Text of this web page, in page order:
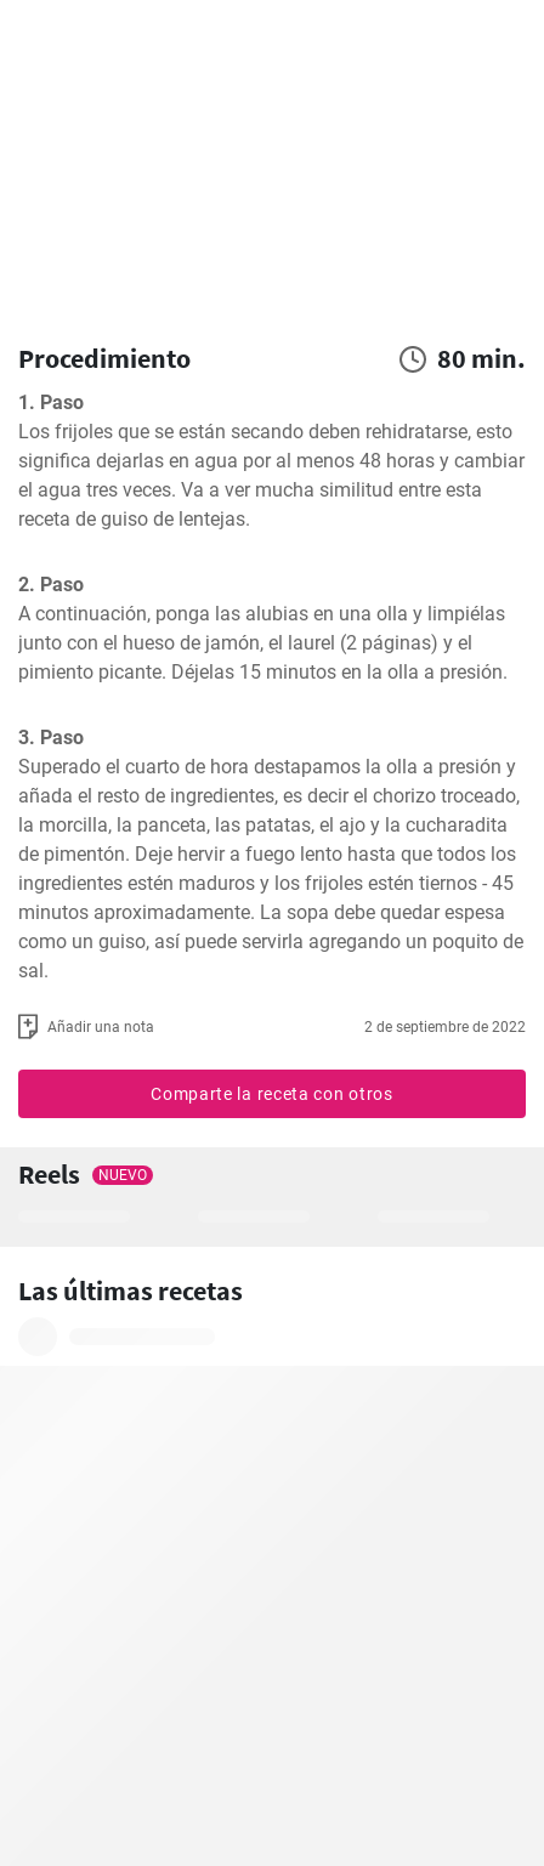
Procedimiento 80 min.
1. Paso
Los frijoles que se están secando deben rehidratarse, esto
significa dejarlas en agua por al menos 48 horas y cambiar
el agua tres veces. Va a ver mucha similitud entre esta
receta de guiso de lentejas.
2. Paso
A continuación, ponga las alubias en una olla y limpiélas
junto con el hueso de jamón, el laurel (2 páginas) y el
pimiento picante. Déjelas 15 minutos en la olla a presión.
3. Paso
Superado el cuarto de hora destapamos la olla a presión y
añada el resto de ingredientes, es decir el chorizo troceado,
la morcilla, la panceta, las patatas, el ajo y la cucharadita
de pimentón. Deje hervir a fuego lento hasta que todos los
ingredientes estén maduros y los frijoles estén tiernos - 45
minutos aproximadamente. La sopa debe quedar espesa
como un guiso, así puede servirla agregando un poquito de
sal.
Añadir una nota 2 de septiembre de 2022
Comparte la receta con otros
Reels NUEVO
Las últimas recetas